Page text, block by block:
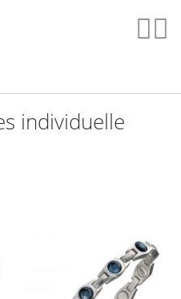
individuelle